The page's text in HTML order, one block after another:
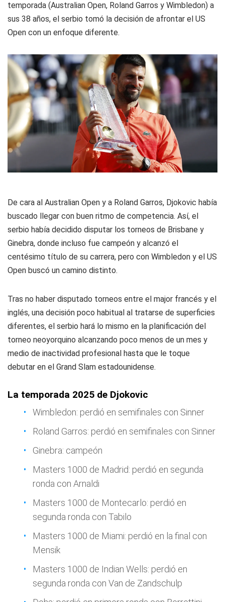
temporada (Australian Open, Roland Garros y Wimbledon) a
sus 38 años, el serbio tomó la decisión de afrontar el US
Open con un enfoque diferente.
De cara al Australian Open y a Roland Garros, Djokovic había
buscado llegar con buen ritmo de competencia. Así, el
serbio había decidido disputar los torneos de Brisbane y
Ginebra, donde incluso fue campeón y alcanzó el
centésimo título de su carrera, pero con Wimbledon y el US
Open buscó un camino distinto.
Tras no haber disputado torneos entre el major francés y el
inglés, una decisión poco habitual al tratarse de superficies
diferentes, el serbio hará lo mismo en la planificación del
torneo neoyorquino alcanzando poco menos de un mes y
medio de inactividad profesional hasta que le toque
debutar en el Grand Slam estadounidense.
La temporada 2025 de Djokovic
Wimbledon: perdió en semifinales con Sinner
Roland Garros: perdió en semifinales con Sinner
Ginebra: campeón
Masters 1000 de Madrid: perdió en segunda
ronda con Arnaldi
Masters 1000 de Montecarlo: perdió en
segunda ronda con Tabilo
Masters 1000 de Miami: perdió en la final con
Mensik
Masters 1000 de Indian Wells: perdió en
segunda ronda con Van de Zandschulp